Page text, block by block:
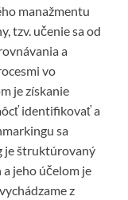
manažmentu
tzv. učenie sa od
a
vo
je získanie
identifikovať a
sa
je štruktúrovaný
a jeho účelom je
z